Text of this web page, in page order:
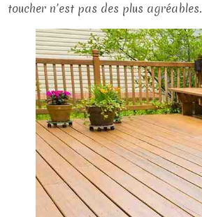
toucher n’est pas des plus agréables.